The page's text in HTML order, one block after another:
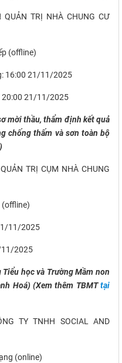
TRỊ NHÀ CHUNG CƯ
(offline)
16:00 21/11/2025
20:00 21/11/2025
mời thầu, thẩm định kết quả
chống thấm và sơn toàn bộ
)
TRỊ CỤM NHÀ CHUNG
11/2025
11/2025
học và Trường Mầm non
Hoá) (Xem thêm TBMTtại
TY TNHH SOCIAL AND
(online)